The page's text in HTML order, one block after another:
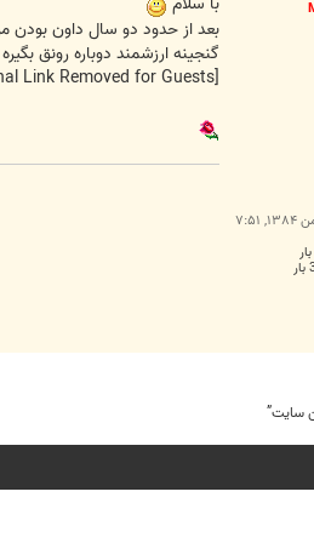
جمعه ۷ بهمن ۱۳۸۴, ۷:۵۱
بعد از حدود دو سال داون بودن
گنجینه ارزشمند دوباره رونق بگیره
[External Link Removed for Guests]
سايت”